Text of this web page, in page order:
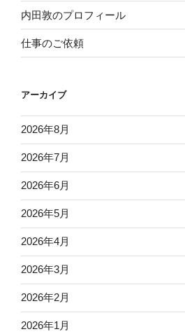
内田敦のプロフィール
仕事のご依頼
アーカイブ
2026年8月
2026年7月
2026年6月
2026年5月
2026年4月
2026年3月
2026年2月
2026年1月